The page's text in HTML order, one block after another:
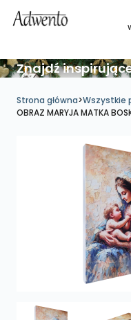
Znajdź
Strona główna>Wszystkie
OBRAZ MARYJA MATKA